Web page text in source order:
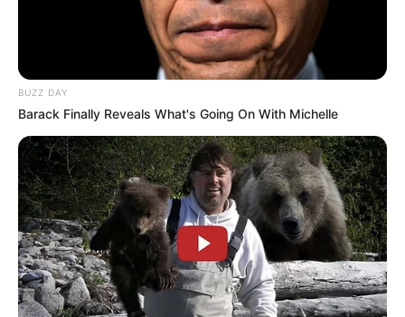
Bikin Ngakak, 10 Potret
Cosplay Murah Pakai Bahan
Anti Mainstream, 10 Cara
Membawa Barang Belanjaan
Versi Warga Thailand
BUZZ DAY
Barack Finally Reveals What's Going On With Michelle